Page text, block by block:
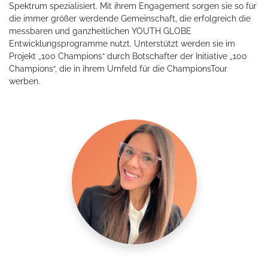
Spektrum spezialisiert. Mit ihrem Engagement sorgen sie so für
die immer größer werdende Gemeinschaft, die erfolgreich die
messbaren und ganzheitlichen YOUTH GLOBE
Entwicklungsprogramme nutzt. Unterstützt werden sie im
Projekt „100 Champions“ durch Botschafter der Initiative „100
Champions“, die in ihrem Umfeld für die ChampionsTour
werben.